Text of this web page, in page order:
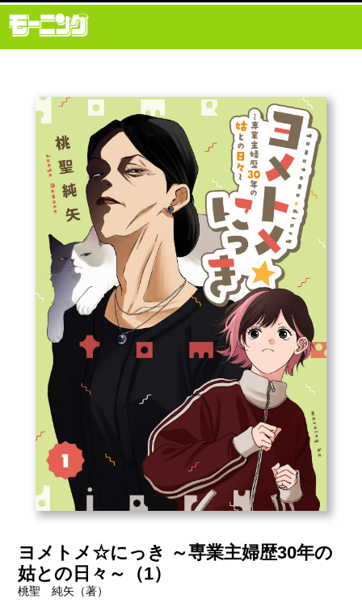
ヨメトメ☆にっき ～専業主婦歴30年の
姑との日々～（1）
桃聖 純矢（著）